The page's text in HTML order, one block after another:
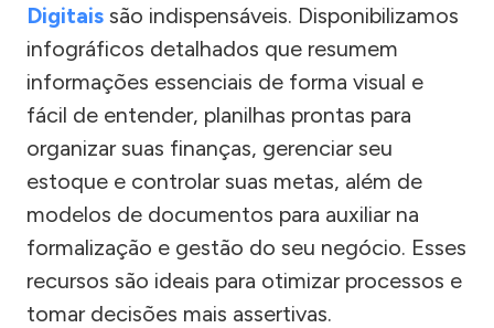
Digitais são indispensáveis. Disponibilizamos
infográficos detalhados que resumem
informações essenciais de forma visual e
fácil de entender, planilhas prontas para
organizar suas finanças, gerenciar seu
estoque e controlar suas metas, além de
modelos de documentos para auxiliar na
formalização e gestão do seu negócio. Esses
recursos são ideais para otimizar processos e
tomar decisões mais assertivas.